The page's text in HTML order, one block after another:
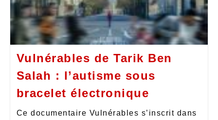
Vulnérables de Tarik Ben
Salah : l’autisme sous
bracelet électronique
Ce documentaire Vulnérables s’inscrit dans